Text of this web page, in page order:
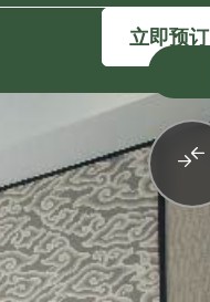
立即预订